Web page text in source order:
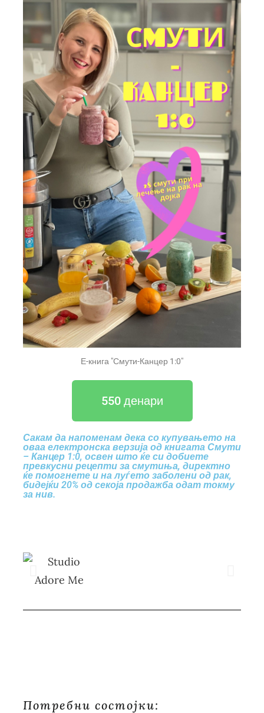
Е-книга "Смути-Канцер 1:0"
550 денари
Сакам да напоменам дека со купувањето на
оваа електронска верзија од книгата Смути
– Канцер 1:0, освен што ќе си добиете
превкусни рецепти за смутиња, директно
ќе помогнете и на луѓето заболени од рак,
бидејќи 20% од секоја продажба одат токму
за нив.
Потребни состојки: